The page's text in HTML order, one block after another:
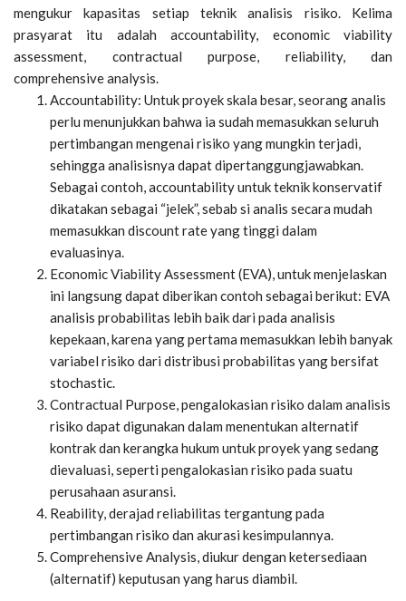
mengukur kapasitas setiap teknik analisis risiko. Kelima
prasyarat itu adalah accountability, economic viability
assessment, contractual purpose, reliability, dan
comprehensive analysis.
Accountability: Untuk proyek skala besar, seorang analis
perlu menunjukkan bahwa ia sudah memasukkan seluruh
pertimbangan mengenai risiko yang mungkin terjadi,
sehingga analisisnya dapat dipertanggungjawabkan.
Sebagai contoh, accountability untuk teknik konservatif
dikatakan sebagai “jelek”, sebab si analis secara mudah
memasukkan discount rate yang tinggi dalam
evaluasinya.
Economic Viability Assessment (EVA), untuk menjelaskan
ini langsung dapat diberikan contoh sebagai berikut: EVA
analisis probabilitas lebih baik dari pada analisis
kepekaan, karena yang pertama memasukkan lebih banyak
variabel risiko dari distribusi probabilitas yang bersifat
stochastic.
Contractual Purpose, pengalokasian risiko dalam analisis
risiko dapat digunakan dalam menentukan alternatif
kontrak dan kerangka hukum untuk proyek yang sedang
dievaluasi, seperti pengalokasian risiko pada suatu
perusahaan asuransi.
Reability, derajad reliabilitas tergantung pada
pertimbangan risiko dan akurasi kesimpulannya.
Comprehensive Analysis, diukur dengan ketersediaan
(alternatif) keputusan yang harus diambil.